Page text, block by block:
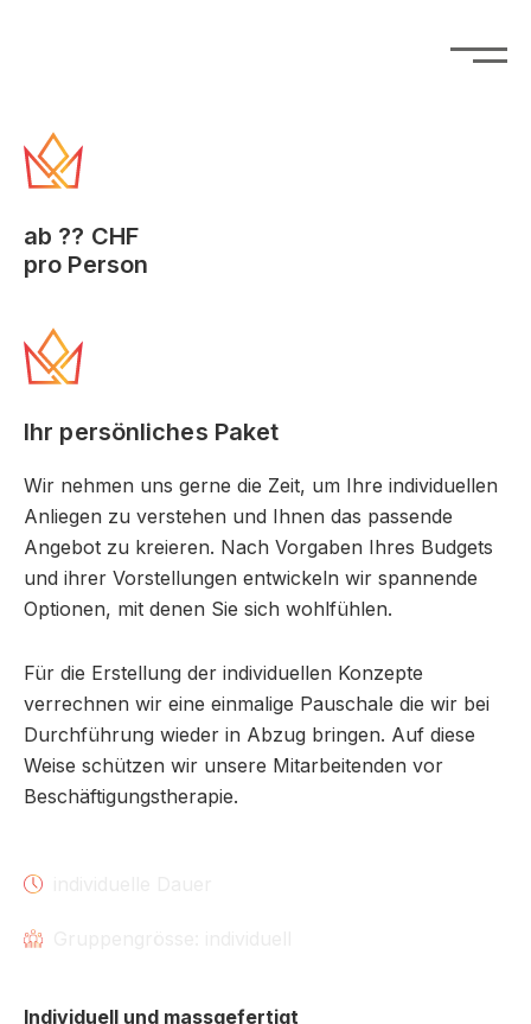
ab ?? CHF
pro Person
Ihr persönliches Paket
Wir nehmen uns gerne die Zeit, um Ihre individuellen
Anliegen zu verstehen und Ihnen das passende
Angebot zu kreieren. Nach Vorgaben Ihres Budgets
und ihrer Vorstellungen entwickeln wir spannende
Optionen, mit denen Sie sich wohlfühlen.
Für die Erstellung der individuellen Konzepte
verrechnen wir eine einmalige Pauschale die wir bei
Durchführung wieder in Abzug bringen. Auf diese
Weise schützen wir unsere Mitarbeitenden vor
Beschäftigungstherapie.
Individuell und massgefertigt